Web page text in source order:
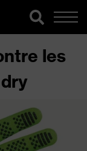
les